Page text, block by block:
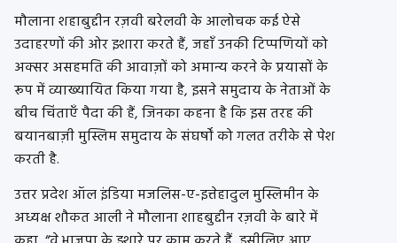
मौलाना शहाबुद्दीन रज़वी बरेलवी के आलोचक कई ऐसे
उदाहरणों की ओर इशारा करते हैं, जहाँ उनकी टिप्पणियों को
अक्सर असहमति की आवाज़ों को अमान्य करने के प्रयासों के
रूप में व्याख्यायित किया गया है, इसने समुदाय के नेताओं के
बीच चिंताएँ पैदा की हैं, जिनका कहना है कि इस तरह की
बयानबाज़ी मुस्लिम समुदाय के संघर्षों को गलत तरीके से पेश
करती है.
उत्तर प्रदेश ऑल इंडिया मजलिस-ए-इत्तेहादुल मुस्लिमीन के
अध्यक्ष शौकत आली ने मौलाना शाहबुद्दीन रज़वी के बारे में